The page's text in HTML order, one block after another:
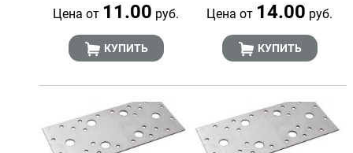
Цена от 11.00 руб.
КУПИТЬ
Цена от 14.00 руб.
КУПИТЬ